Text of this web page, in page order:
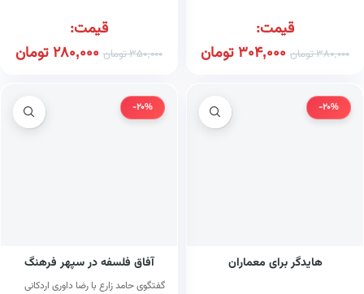
قیمت:
380,000تومان 304,000تومان
قیمت:
350,000تومان 280,000تومان
-20%
هایدگر برای معماران
-20%
آفاق فلسفه در سپهر فرهنگ
گفتگوی حامد زارع با رضا داوری اردکانی